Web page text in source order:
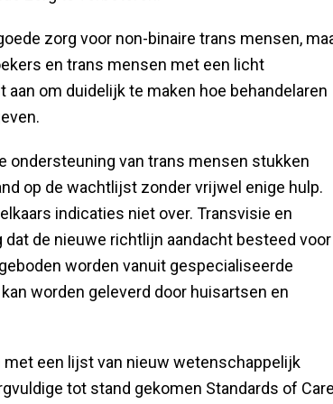
zorg voor non-binaire trans mensen,
en trans mensen met een licht
om duidelijk te maken hoe behandelaren
ondersteuning van trans mensen stukken
op de wachtlijst zonder vrijwel enige hulp.
indicaties niet over. Transvisie en
de nieuwe richtlijn aandacht besteed voor
worden vanuit gespecialiseerde
worden geleverd door huisartsen en
een lijst van nieuw wetenschappelijk
tot stand gekomen Standards of